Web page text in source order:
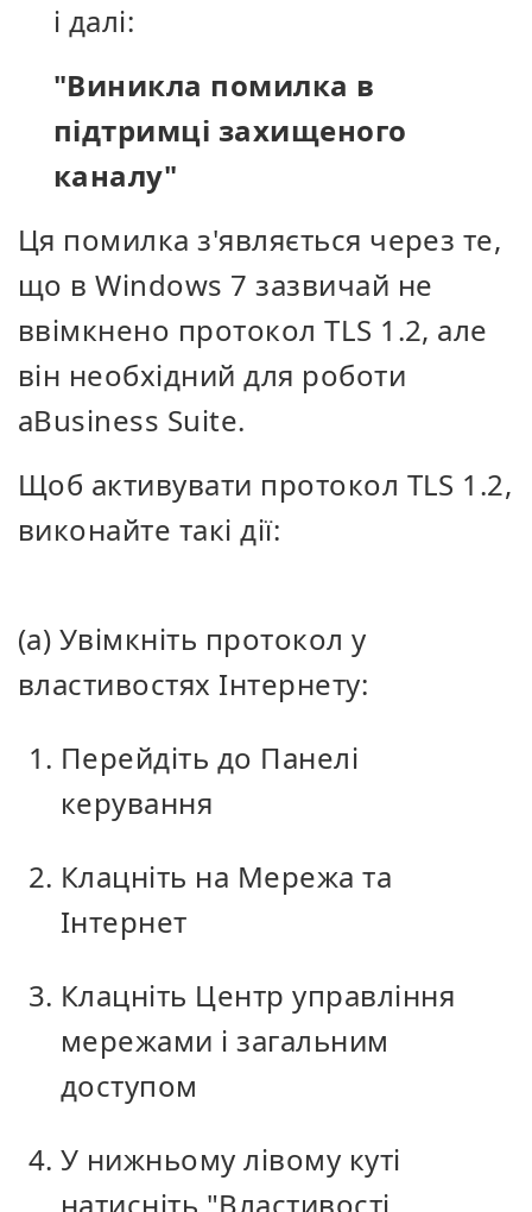
і далі:
"Виникла помилка в
підтримці захищеного
каналу"
Ця помилка з'являється через те,
що в Windows 7 зазвичай не
ввімкнено протокол TLS 1.2, але
він необхідний для роботи
aBusiness Suite.
Щоб активувати протокол TLS 1.2,
виконайте такі дії:
(a) Увімкніть протокол у
властивостях Інтернету:
Перейдіть до Панелі
керування
Клацніть на Мережа та
Інтернет
Клацніть Центр управління
мережами і загальним
доступом
У нижньому лівому куті